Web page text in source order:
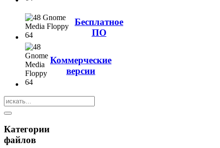
Бесплатное
ПО
Коммерческие
версии
Категории
файлов